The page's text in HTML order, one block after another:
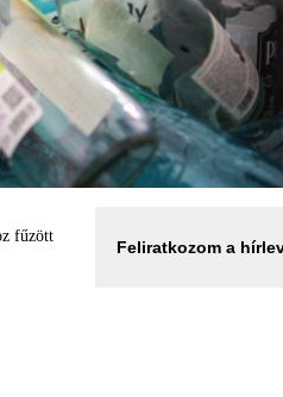
fűzött
Feliratkozom a